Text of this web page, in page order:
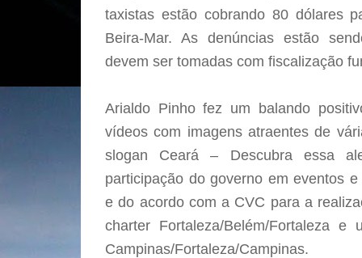
taxistas estão cobrando 80 dólares
Beira-Mar. As denúncias estão
devem ser tomadas com fiscalização
Arialdo Pinho fez um balando
vídeos com imagens atraentes de
slogan Ceará – Descubra essa
participação do governo em eventos
e do acordo com a CVC para a
charter Fortaleza/Belém/Fortaleza
Campinas/Fortaleza/Campinas.